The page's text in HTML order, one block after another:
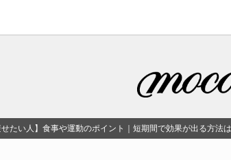
たい人】食事や運動のポイント｜短期間で効果が出る方法